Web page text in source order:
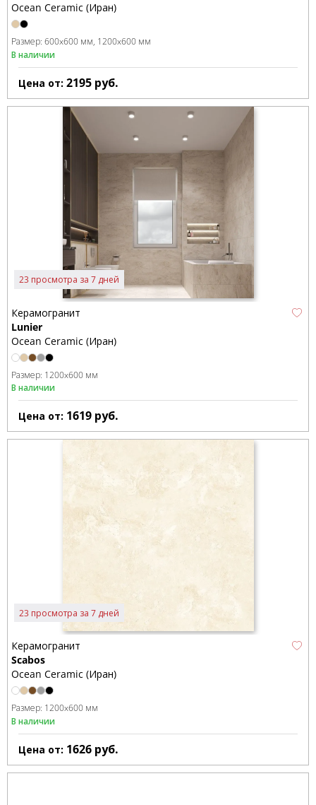
Ocean Ceramic (Иран)
Размер: 600x600 мм 1200x600 мм
В наличии
Цена от: 2195 руб.
23 просмотра за 7 дней
Керамогранит
Lunier
Ocean Ceramic (Иран)
Размер: 1200x600 мм
В наличии
Цена от: 1619 руб.
23 просмотра за 7 дней
Керамогранит
Scabos
Ocean Ceramic (Иран)
Размер: 1200x600 мм
В наличии
Цена от: 1626 руб.